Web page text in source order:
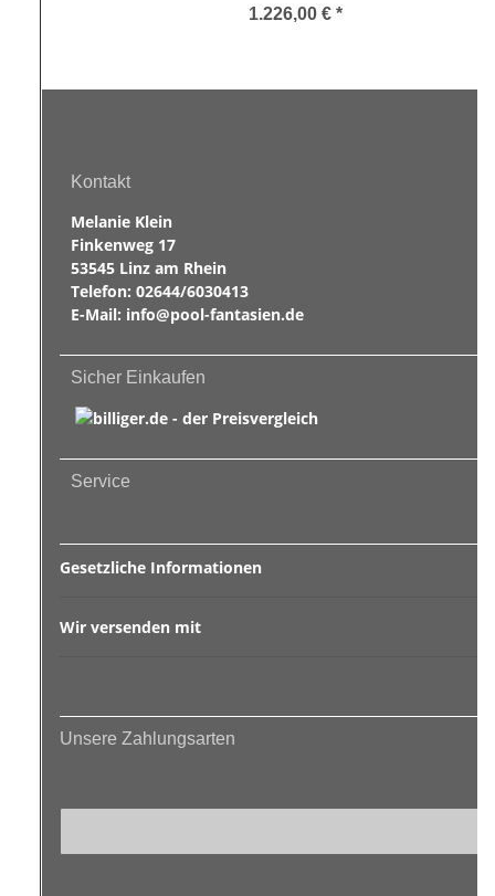
1.226,00 € *
Kontakt
Melanie Klein
Finkenweg 17
53545 Linz am Rhein
Telefon: 02644/6030413
E-Mail: info@pool-fantasien.de
Sicher Einkaufen
Service
Gesetzliche Informationen
Wir versenden mit
Unsere Zahlungsarten